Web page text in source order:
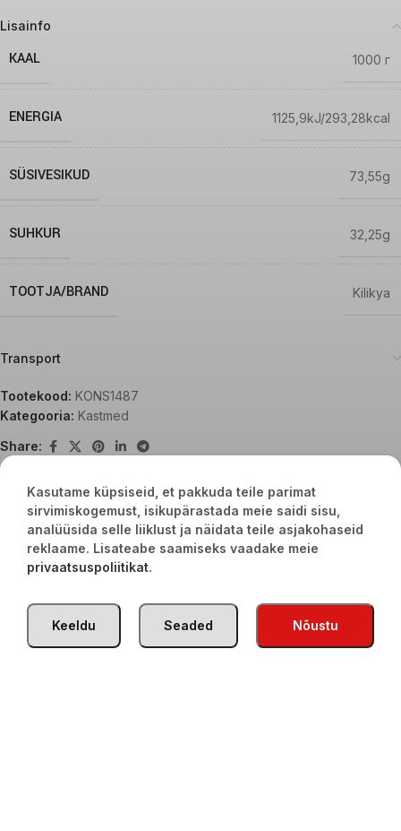
Lisainfo
KAAL 1000 г
ENERGIA 1125,9kJ/293,28kcal
SÜSIVESIKUD 73,55g
SUHKUR 32,25g
TOOTJA/BRAND Kilikya
Transport
Tootekood: KONS1487
Kategooria: Kastmed
Share:
Seotud tooted
Kasutame küpsiseid, et pakkuda teile parimat
sirvimiskogemust, isikupärastada meie saidi sisu,
analüüsida selle liiklust ja näidata teile asjakohaseid
reklaame. Lisateabe saamiseks vaadake meie
privaatsuspoliitikat.
Nõustu
Seaded
Keeldu